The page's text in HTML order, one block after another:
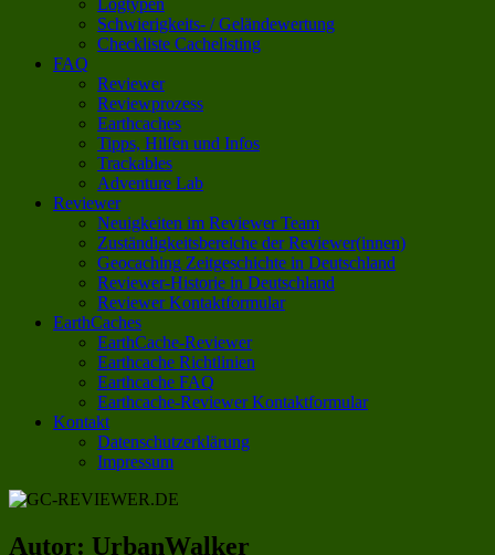
Logtypen
Schwierigkeits- / Geländewertung
Checkliste Cachelisting
FAQ
Reviewer
Reviewprozess
Earthcaches
Tipps, Hilfen und Infos
Trackables
Adventure Lab
Reviewer
Neuigkeiten im Reviewer Team
Zuständigkeitsbereiche der Reviewer(innen)
Geocaching Zeitgeschichte in Deutschland
Reviewer-Historie in Deutschland
Reviewer Kontaktformular
EarthCaches
EarthCache-Reviewer
Earthcache Richtlinien
Earthcache FAQ
Earthcache-Reviewer Kontaktformular
Kontakt
Datenschutzerklärung
Impressum
Autor: UrbanWalker